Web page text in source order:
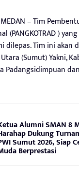
MEDAN – Tim
(PANGKOTRAD )
dilepas. Tim ini akan
(Sumut) Yakni,
Padangsidimpuan
Alumni SMAN 8
Dukung
Sumut 2026, Siap
Berprestasi